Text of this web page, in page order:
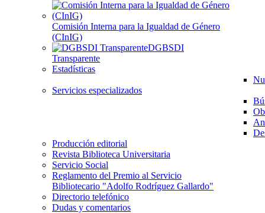
Comisión Interna para la Igualdad de Género
(CInIG)
DGBSDI
Transparente
Estadísticas
Servicios especializados
Producción editorial
Revista Biblioteca Universitaria
Servicio Social
Reglamento del Premio al Servicio
Bibliotecario "Adolfo Rodríguez Gallardo"
Directorio telefónico
Dudas y comentarios